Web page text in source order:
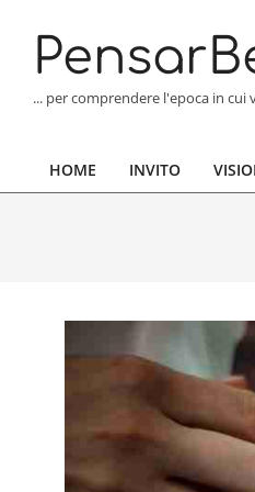
content
... per comprendere l'epoca in
Primary
HOME INVITO